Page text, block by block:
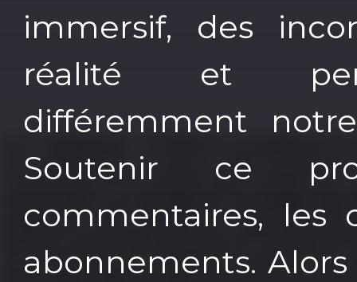
immersif, des
réalité et
différemment
Soutenir ce
commentaires, les
abonnements.